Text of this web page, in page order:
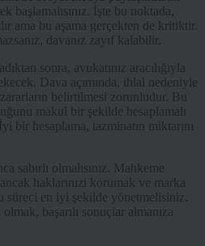
başlamalısınız. İşte bu noktada,
ama bu aşama gerçekten de kritiktir.
davanız zayıf kalabilir.
sonra, avukatınız aracılığıyla
Dava açımında, ihlal nedeniyle
belirtilmesi zorunludur. Bu
makul bir şekilde hesaplamalı
bir hesaplama, tazminatın miktarını
sabırlı olmalısınız. Mahkeme
haklarınızı korumak ve marka
en iyi şekilde yönetmelisiniz.
başarılı sonuçlar almanıza